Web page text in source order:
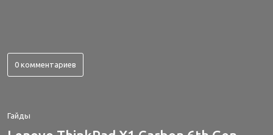
0 комментариев
Гайды